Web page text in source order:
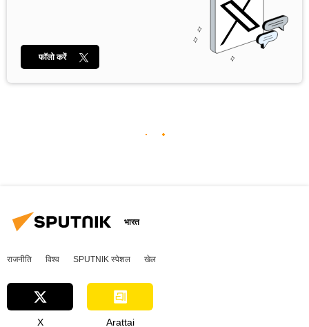
फॉलो करें
भारत
राजनीति विश्व SPUTNIK स्पेशल खेल
X Arattai